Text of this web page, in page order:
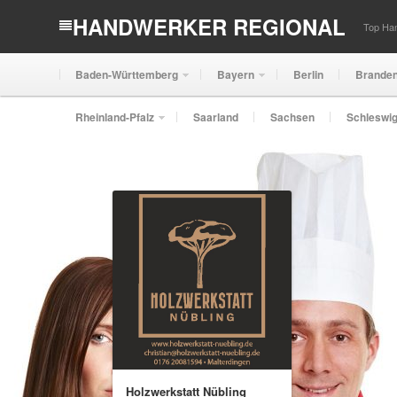
HANDWERKER REGIONAL Top
Baden-Württemberg Bayern Berlin
Rheinland-Pfalz Saarland Sachsen
Holzwerkstatt Nübling